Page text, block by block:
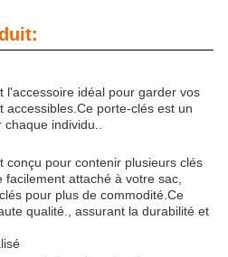
l'accessoire idéal pour garder vos
accessibles.Ce porte-clés est un
chaque individu..
conçu pour contenir plusieurs clés
attaché à votre sac,
pour plus de commodité.Ce
qualité., assurant la durabilité et